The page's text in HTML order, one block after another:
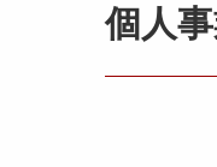
個人